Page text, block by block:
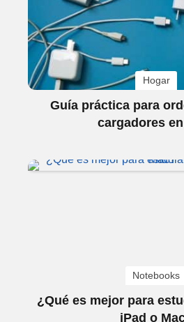
Hogar
Guía práctica para
cargadores
Notebooks
¿Qué es mejor para
iPad o